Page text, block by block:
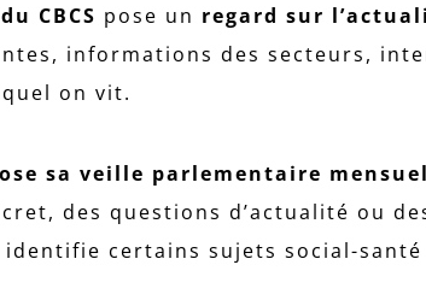
CBCS pose un regard sur
informations des secteurs,
on vit.
sa veille parlementaire
des questions d’actualité ou
certains sujets social-